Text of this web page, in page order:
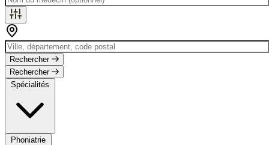
Rechercher
Rechercher
Spécialités
Phoniatrie